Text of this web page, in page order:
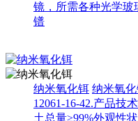
镜，所需各种光学玻
镨
纳米氧化铒 纳米氧
12061-16-42.产品技
土总量≥99%外观性